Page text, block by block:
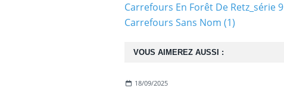
VOUS AIMEREZ AUSSI :
18/09/2025
Carrefours En Forêt De Retz_série 9
Carrefours Sans Nom (1)